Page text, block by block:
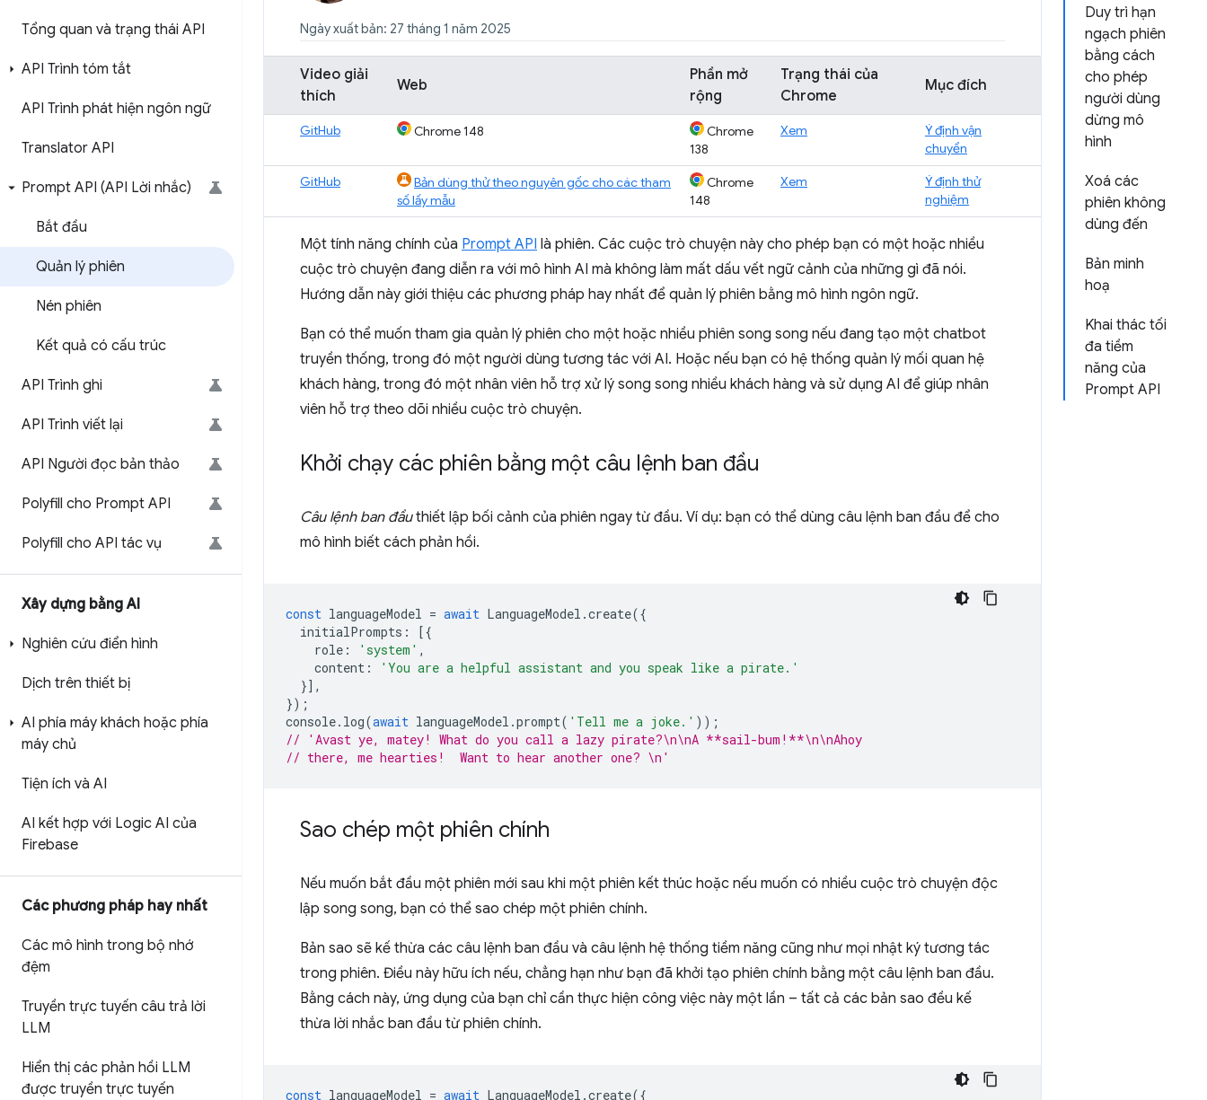
Tổng quan và trạng thái API
API Trình tóm tắt
API Trình phát hiện ngôn ngữ
Translator API
Prompt API (API Lời nhắc)
Bắt đầu
Quản lý phiên
Nén phiên
Kết quả có cấu trúc
API Trình ghi
API Trình viết lại
API Người đọc bản thảo
Polyfill cho Prompt API
Polyfill cho API tác vụ
Xây dựng bằng AI
Nghiên cứu điển hình
Dịch trên thiết bị
AI phía máy khách hoặc phía
máy chủ
Tiện ích và AI
AI kết hợp với Logic AI của
Firebase
Các phương pháp hay nhất
Các mô hình trong bộ nhớ
đệm
Truyền trực tuyến câu trả lời
LLM
Hiển thị các phản hồi LLM
được truyền trực tuyến
Duy trì hạn
ngạch phiên
bằng cách
cho phép
người dùng
dừng mô
hình
Xoá các
phiên không
dùng đến
Bản minh
hoạ
Khai thác tối
đa tiềm
năng của
Prompt API
Ngày xuất bản: 27 tháng 1 năm 2025
Video giải
thích
Web
Phần mở
rộng
Trạng thái của
Chrome
Mục đích
GitHub Chrome 148
Chrome
138
Xem
Ý định vận
chuyển
GitHub
Bản dùng thử theo nguyên gốc cho các tham
số lấy mẫu
Chrome
148
Xem
Ý định thử
nghiệm
Một tính năng chính của Prompt API là phiên. Các cuộc trò chuyện này cho phép bạn có một hoặc nhiều
cuộc trò chuyện đang diễn ra với mô hình AI mà không làm mất dấu vết ngữ cảnh của những gì đã nói.
Hướng dẫn này giới thiệu các phương pháp hay nhất để quản lý phiên bằng mô hình ngôn ngữ.
Bạn có thể muốn tham gia quản lý phiên cho một hoặc nhiều phiên song song nếu đang tạo một chatbot
truyền thống, trong đó một người dùng tương tác với AI. Hoặc nếu bạn có hệ thống quản lý mối quan hệ
khách hàng, trong đó một nhân viên hỗ trợ xử lý song song nhiều khách hàng và sử dụng AI để giúp nhân
viên hỗ trợ theo dõi nhiều cuộc trò chuyện.
Khởi chạy các phiên bằng một câu lệnh ban đầu
Câu lệnh ban đầuthiết lập bối cảnh của phiên ngay từ đầu. Ví dụ: bạn có thể dùng câu lệnh ban đầu để cho
mô hình biết cách phản hồi.
const languageModel = await LanguageModel .create({
initialPrompts :
[{
role : 'system' ,
content :
'You are a helpful assistant and you speak like a pirate.'
}],
});
console. log(await languageModel .prompt( 'Tell me a joke.' ));
// 'Avast ye, matey! What do you call a lazy pirate?\n\nA **sail-bum!**\n\nAhoy
// there, me hearties!  Want to hear another one? \n'
Sao chép một phiên chính
Nếu muốn bắt đầu một phiên mới sau khi một phiên kết thúc hoặc nếu muốn có nhiều cuộc trò chuyện độc
lập song song, bạn có thể sao chép một phiên chính.
Bản sao sẽ kế thừa các câu lệnh ban đầu và câu lệnh hệ thống tiềm năng cũng như mọi nhật ký tương tác
trong phiên. Điều này hữu ích nếu, chẳng hạn như bạn đã khởi tạo phiên chính bằng một câu lệnh ban đầu.
Bằng cách này, ứng dụng của bạn chỉ cần thực hiện công việc này một lần – tất cả các bản sao đều kế
thừa lời nhắc ban đầu từ phiên chính.
const languageModel = await LanguageModel .create({